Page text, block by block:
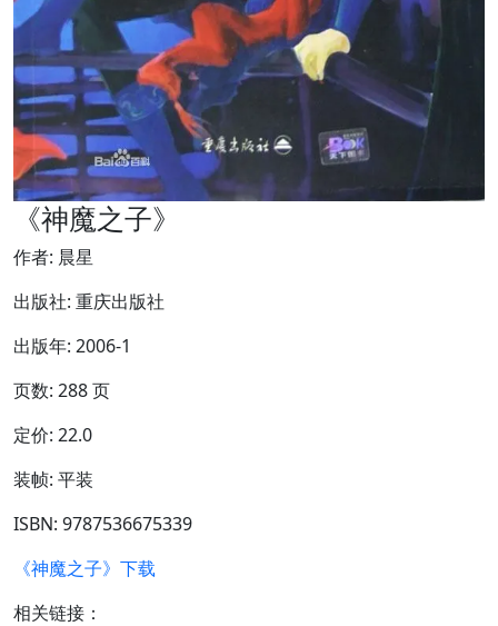
《神魔之子》
作者: 晨星
出版社: 重庆出版社
出版年: 2006-1
页数: 288 页
定价: 22.0
装帧: 平装
ISBN: 9787536675339
《神魔之子》下载
相关链接：